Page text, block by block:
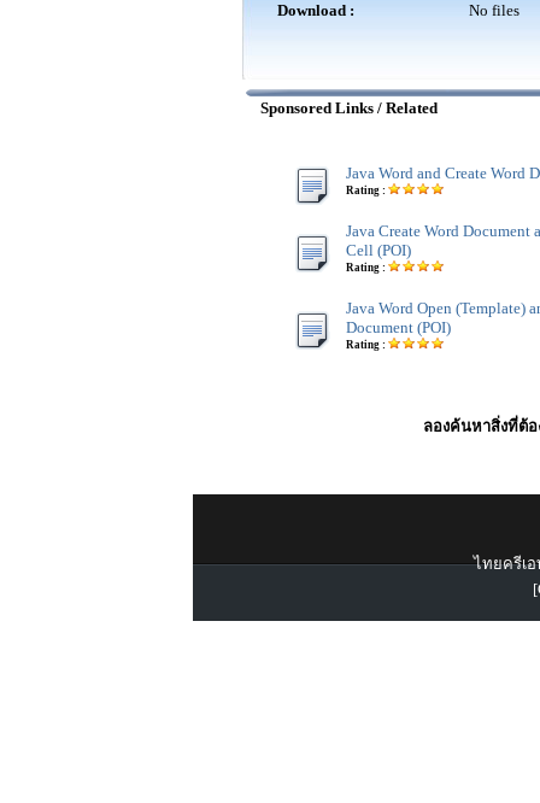
Download :
No files
Sponsored Links / Related
Java Word and Create Word
Rating :
Java Create Word Document
Cell (POI)
Rating :
Java Word Open (Template)
Document (POI)
Rating :
ลองค้นหาสิ่งที่ต้อ
ไทยครีเอ
[